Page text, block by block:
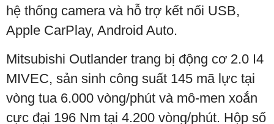
hệ thống camera và hỗ trợ kết nối USB,
Apple CarPlay, Android Auto.
Mitsubishi Outlander trang bị động cơ 2.0 I4
MIVEC, sản sinh công suất 145 mã lực tại
vòng tua 6.000 vòng/phút và mô-men xoắn
cực đại 196 Nm tại 4.200 vòng/phút. Hộp số